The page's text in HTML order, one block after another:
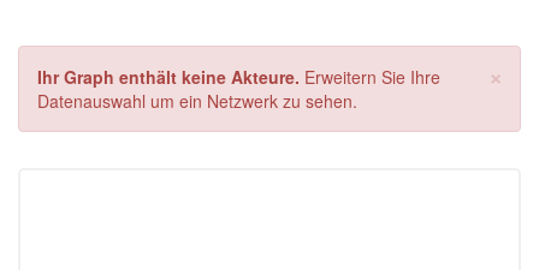
×
Ihr Graph enthält keine Akteure. Erweitern Sie Ihre
Datenauswahl um ein Netzwerk zu sehen.